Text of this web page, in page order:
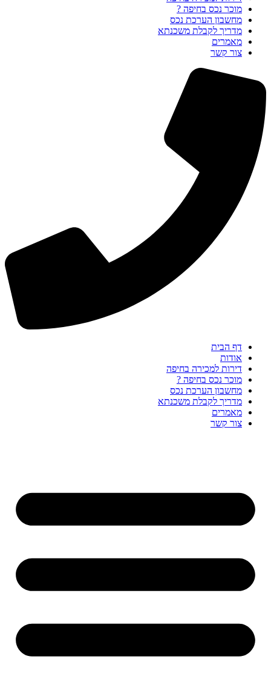
מוכר נכס בחיפה ?
מחשבון הערכת נכס
מדריך לקבלת משכנתא
מאמרים
צור קשר
דף הבית
אודות
דירות למכירה בחיפה
מוכר נכס בחיפה ?
מחשבון הערכת נכס
מדריך לקבלת משכנתא
מאמרים
צור קשר